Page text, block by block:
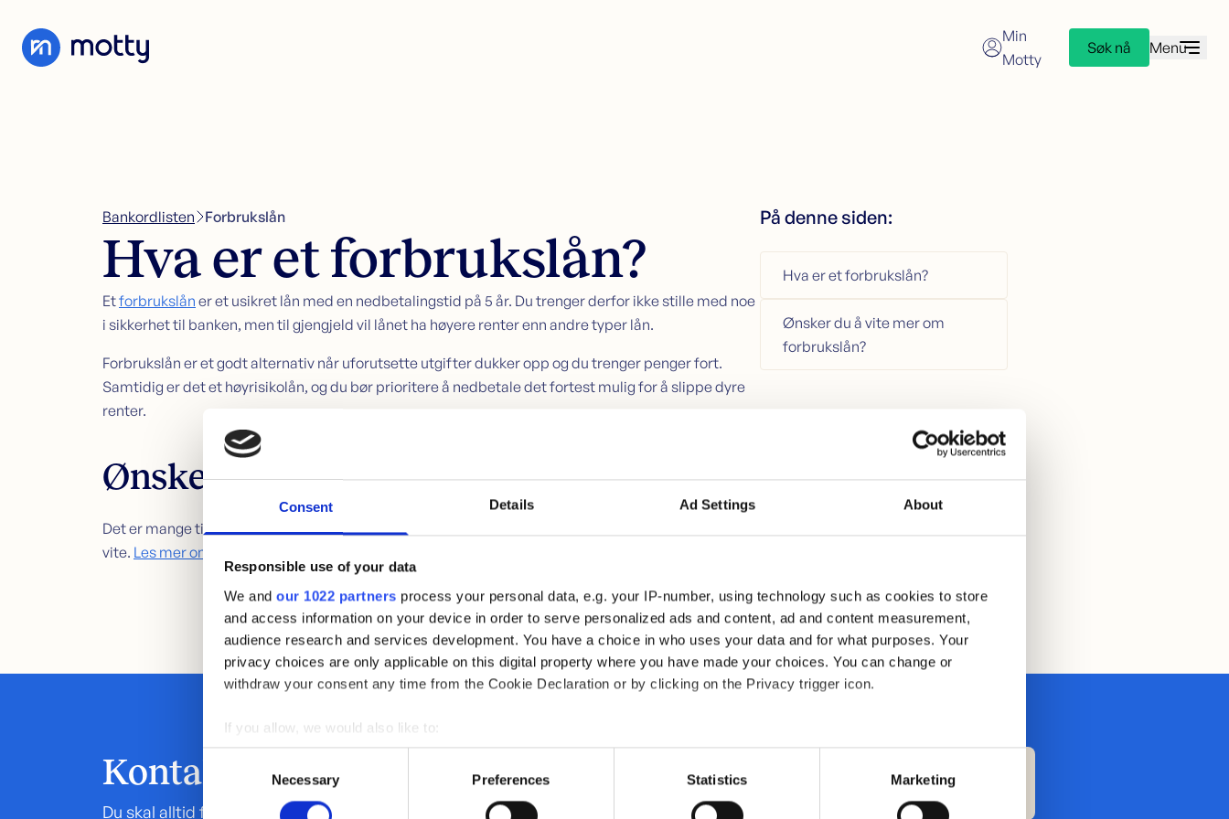
Consent Details Ad Settings About
Responsible use of your data
We and our 1022 partners process your personal data, e.g. your IP-number, using technology such as cookies to store
and access information on your device in order to serve personalized ads and content, ad and content measurement,
audience research and services development. You have a choice in who uses your data and for what purposes. Your
privacy choices are only applicable on this digital property where you have made your choices. You can change or
withdraw your consent any time from the Cookie Declaration or by clicking on the Privacy trigger icon.
If you allow, we would also like to:
Collect information about your geographical location which can be accurate to within several meters
Identify your device by actively scanning it for specific characteristics (fingerprinting)
Find out more about how your personal data is processed and set your preferences in the
Necessary Preferences Statistics Marketing
Min
Motty
Søk nå Menu
Kredittkort
Sikkerhet i bolig
Kundeservice
Sikkerhet i bolig
Søk lån med sikkerhet i bolig
Samle dyre lån i boligen
Omstartslån
Kundeservice
Kontakt oss
Guider
Artikler
Bankordlisten>Forbrukslån
Hva er et forbrukslån?
Etforbrukslån er et usikret lån med en nedbetalingstid på 5 år. Du trenger derfor ikke stille med noe
i sikkerhet til banken, men til gjengjeld vil lånet ha høyere renter enn andre typer lån.
Forbrukslån er et godt alternativ når uforutsette utgifter dukker opp og du trenger penger fort.
Samtidig er det et høyrisikolån, og du bør prioritere å nedbetale det fortest mulig for å slippe dyre
renter.
Ønsker du å vite mer om forbrukslån?
Det er mange ting folk lurer på om forbrukslån. Vi har laget en guide som tar for seg alt du trenger å
vite. Les mer om forbrukslån her.
På denne siden:
Hva er et forbrukslån?
Ønsker du å vite mer om
forbrukslån?
Kontakt oss
Du skal alltid få god hjelp og veiledning av alle som jobber
Send en e-post
kundesenter@motty.no